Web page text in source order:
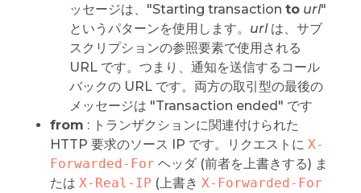
ッセージは、"Starting transaction to url"
というパターンを使用します。 urlは、サブ
スクリプションの参照要素で使用される
URL です。つまり、通知を送信するコール
バックの URL です。両方の取引型の最後の
メッセージは "Transaction ended" です
from : トランザクションに関連付けられた
HTTP 要求のソース IP です。リクエストに X-
Forwarded-For ヘッダ (前者を上書きする) ま
たは X-Real-IP (上書き X-Forwarded-For